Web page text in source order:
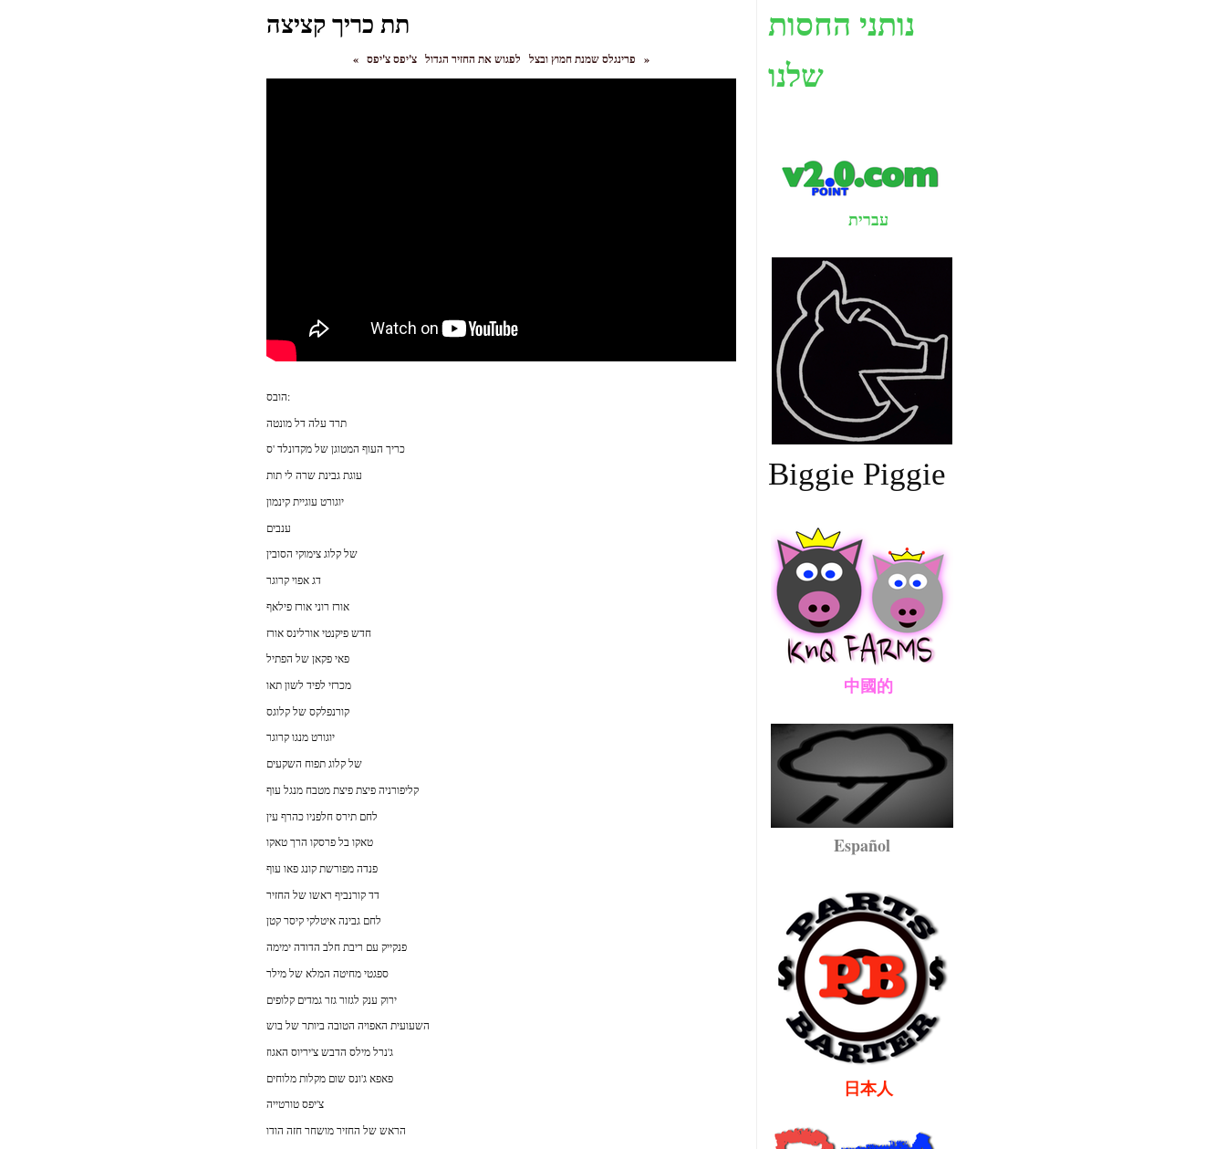
נותני החסות
שלנו
עברית
Biggie Piggie
中國的
Español
日本人
תת כריך קציצה
« פרינגלס שמנת חמוץ ובצל לפגוש את החזיר הגדול צ'יפס צ'יפס»
הובס:
תרד עלה דל מונטה
כריך העוף המטוגן של מקדונלד 'ס
עוגת גבינת שרה לי תות
יוגורט עוגיית קינמון
ענבים
של קלוג צימוקי הסובין
דג אפוי קרוגר
אורז רוני אורז פילאף
חדש פיקנטי אורלינס אורז
פאי פקאן של הפתיל
מכרזי לפיד לשון תאו
קורנפלקס של קלוגס
יוגורט מנגו קרוגר
של קלוג תפוח השקעים
קליפורניה פיצת פיצת מטבח מנגל עוף
לחם תירס חלפניו כהרף עין
טאקו בל פרסקו הרך טאקו
פנדה מפורשת קונג פאו עוף
דד קורנביף ראשו של החזיר
לחם גבינה איטלקי קיסר קטן
פנקייק עם ריבת חלב הדודה ימימה
ספגטי מחיטה המלא של מילר
ירוק ענק לגזור גזר גמדים קלופים
השעועית האפויה הטובה ביותר של בוש
ג'נרל מילס הדבש צ'יריוס האגוז
פאפא ג'ונס שום מקלות מלוחים
צ'יפס טורטייה
הראש של החזיר מושחר חזה הודו